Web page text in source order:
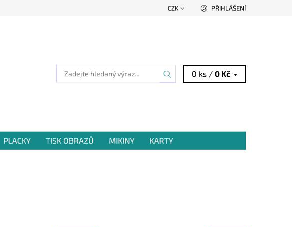
CZK PŘIHLÁŠENÍ
0 ks /0 Kč
PLACKY TISK OBRAZŮ MIKINY
KARTY